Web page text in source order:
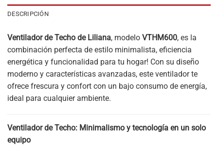
DESCRIPCIÓN
Ventilador de Techo de Liliana, modelo VTHM600, es la
combinación perfecta de estilo minimalista, eficiencia
energética y funcionalidad para tu hogar! Con su diseño
moderno y características avanzadas, este ventilador te
ofrece frescura y confort con un bajo consumo de energía,
ideal para cualquier ambiente.
Ventilador de Techo: Minimalismo y tecnología en un solo
equipo